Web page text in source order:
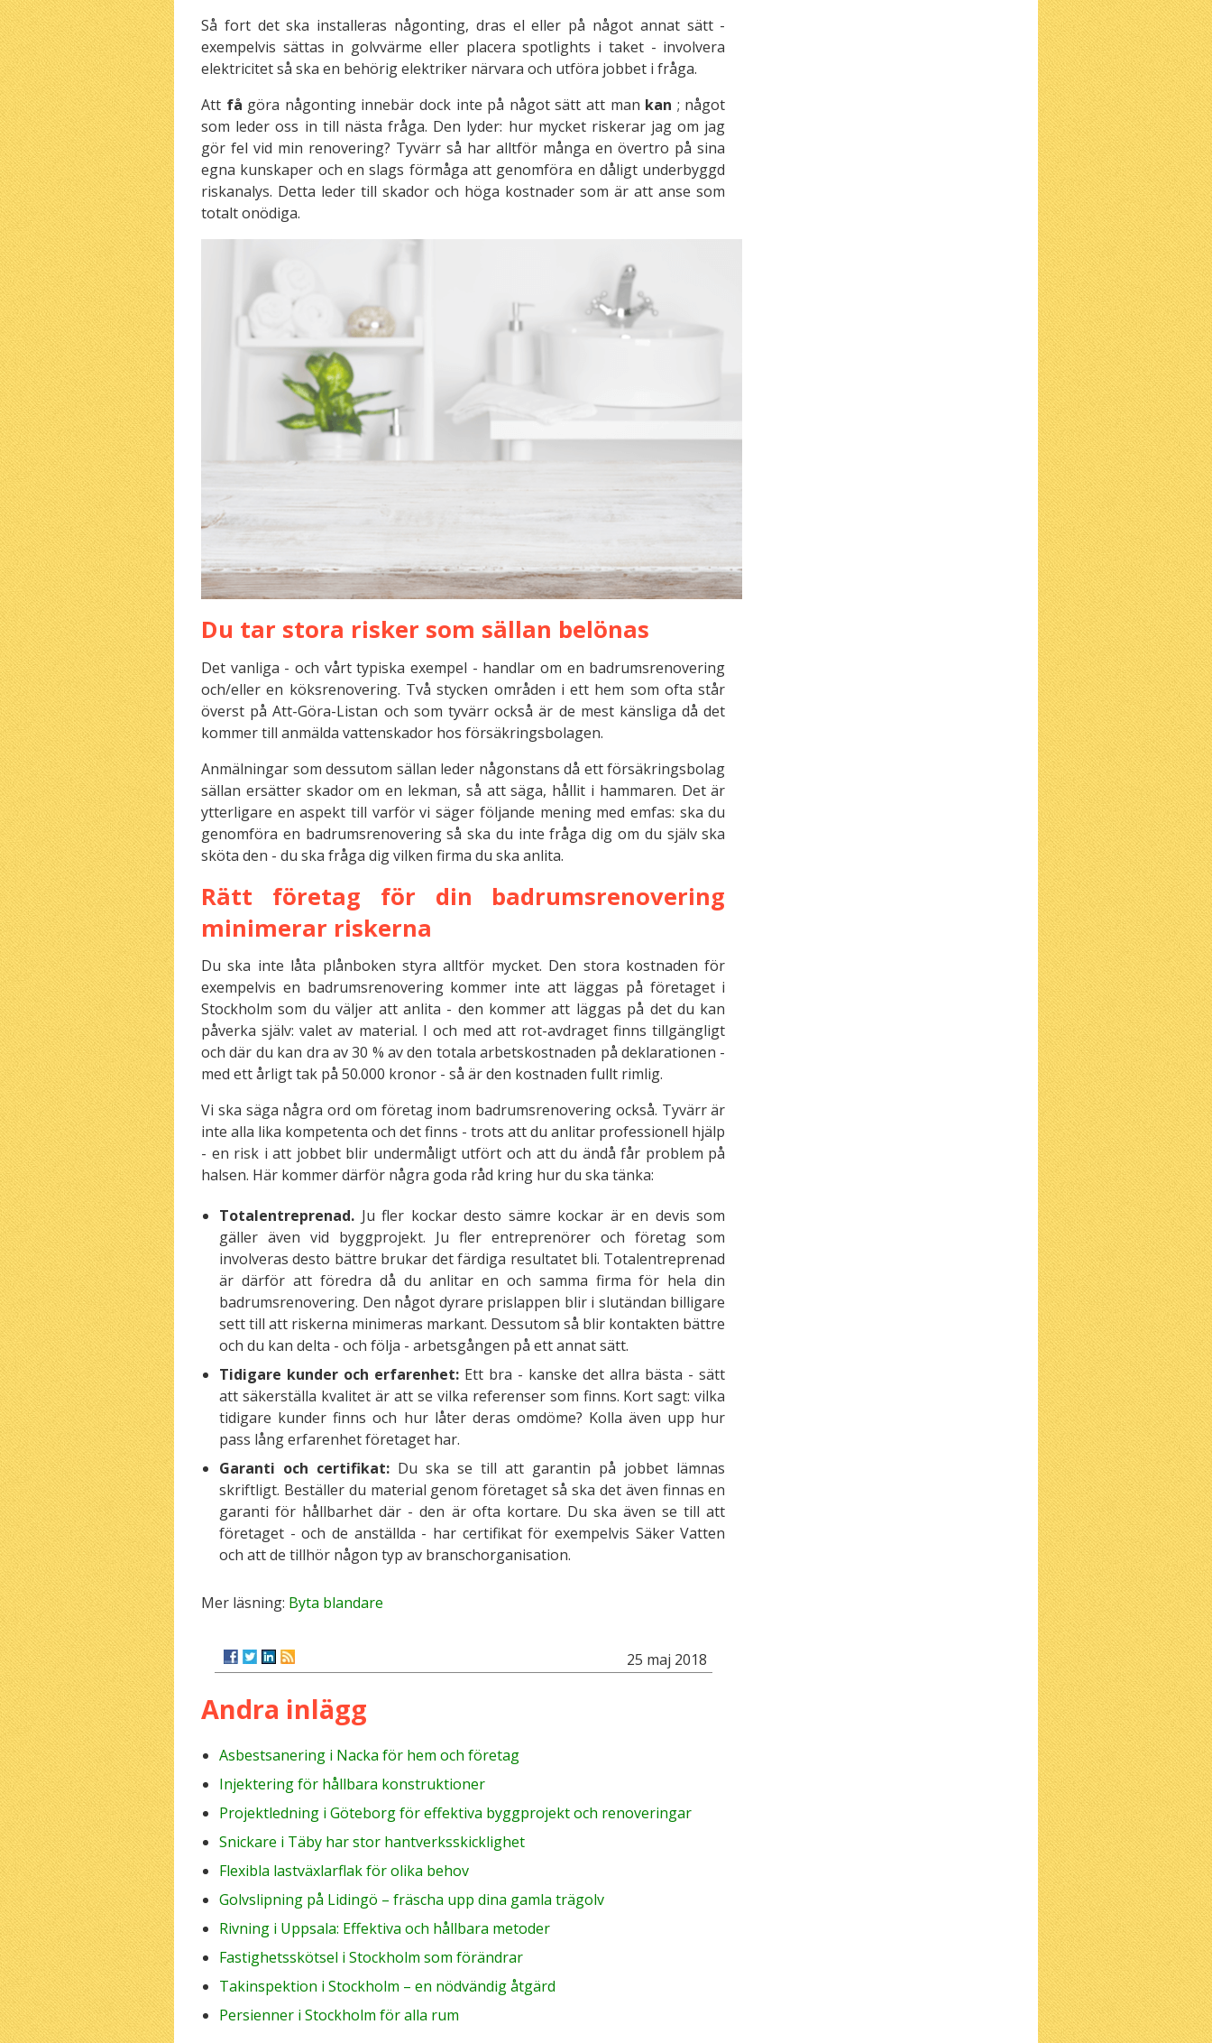
Så fort det ska installeras någonting, dras el eller på något annat sätt -
exempelvis sättas in golvvärme eller placera spotlights i taket - involvera
elektricitet så ska en behörig elektriker närvara och utföra jobbet i fråga.
Att få göra någonting innebär dock inte på något sätt att man kan ; något
som leder oss in till nästa fråga. Den lyder: hur mycket riskerar jag om jag
gör fel vid min renovering? Tyvärr så har alltför många en övertro på sina
egna kunskaper och en slags förmåga att genomföra en dåligt underbyggd
riskanalys. Detta leder till skador och höga kostnader som är att anse som
totalt onödiga.
Du tar stora risker som sällan belönas
Det vanliga - och vårt typiska exempel - handlar om en badrumsrenovering
och/eller en köksrenovering. Två stycken områden i ett hem som ofta står
överst på Att-Göra-Listan och som tyvärr också är de mest känsliga då det
kommer till anmälda vattenskador hos försäkringsbolagen.
Anmälningar som dessutom sällan leder någonstans då ett försäkringsbolag
sällan ersätter skador om en lekman, så att säga, hållit i hammaren. Det är
ytterligare en aspekt till varför vi säger följande mening med emfas: ska du
genomföra en badrumsrenovering så ska du inte fråga dig om du själv ska
sköta den - du ska fråga dig vilken firma du ska anlita.
Rätt företag för din badrumsrenovering
minimerar riskerna
Du ska inte låta plånboken styra alltför mycket. Den stora kostnaden för
exempelvis en badrumsrenovering kommer inte att läggas på företaget i
Stockholm som du väljer att anlita - den kommer att läggas på det du kan
påverka själv: valet av material. I och med att rot-avdraget finns tillgängligt
och där du kan dra av 30 % av den totala arbetskostnaden på deklarationen -
med ett årligt tak på 50.000 kronor - så är den kostnaden fullt rimlig.
Vi ska säga några ord om företag inom badrumsrenovering också. Tyvärr är
inte alla lika kompetenta och det finns - trots att du anlitar professionell hjälp
- en risk i att jobbet blir undermåligt utfört och att du ändå får problem på
halsen. Här kommer därför några goda råd kring hur du ska tänka:
Totalentreprenad. Ju fler kockar desto sämre kockar är en devis som
gäller även vid byggprojekt. Ju fler entreprenörer och företag som
involveras desto bättre brukar det färdiga resultatet bli. Totalentreprenad
är därför att föredra då du anlitar en och samma firma för hela din
badrumsrenovering. Den något dyrare prislappen blir i slutändan billigare
sett till att riskerna minimeras markant. Dessutom så blir kontakten bättre
och du kan delta - och följa - arbetsgången på ett annat sätt.
Tidigare kunder och erfarenhet: Ett bra - kanske det allra bästa - sätt
att säkerställa kvalitet är att se vilka referenser som finns. Kort sagt: vilka
tidigare kunder finns och hur låter deras omdöme? Kolla även upp hur
pass lång erfarenhet företaget har.
Garanti och certifikat: Du ska se till att garantin på jobbet lämnas
skriftligt. Beställer du material genom företaget så ska det även finnas en
garanti för hållbarhet där - den är ofta kortare. Du ska även se till att
företaget - och de anställda - har certifikat för exempelvis Säker Vatten
och att de tillhör någon typ av branschorganisation.
Mer läsning: Byta blandare
25 maj 2018
Andra inlägg
Asbestsanering i Nacka för hem och företag
Injektering för hållbara konstruktioner
Projektledning i Göteborg för effektiva byggprojekt och renoveringar
Snickare i Täby har stor hantverksskicklighet
Flexibla lastväxlarflak för olika behov
Golvslipning på Lidingö – fräscha upp dina gamla trägolv
Rivning i Uppsala: Effektiva och hållbara metoder
Fastighetsskötsel i Stockholm som förändrar
Takinspektion i Stockholm – en nödvändig åtgärd
Persienner i Stockholm för alla rum